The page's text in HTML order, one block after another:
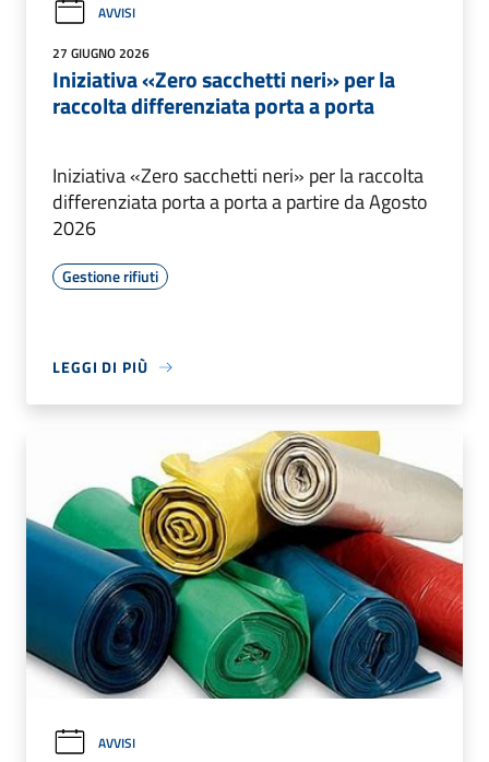
AVVISI
27 GIUGNO 2026
Iniziativa «Zero sacchetti neri» per la
raccolta differenziata porta a porta
Iniziativa «Zero sacchetti neri» per la raccolta
differenziata porta a porta a partire da Agosto
2026
Gestione rifiuti
LEGGI DI PIÙ
AVVISI